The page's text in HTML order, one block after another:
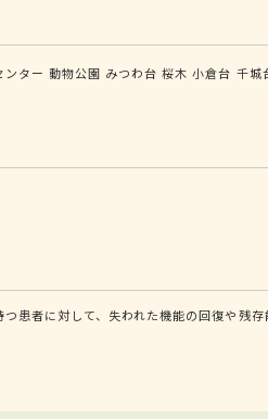
ンター 動物公園 みつわ台 桜木 小倉台 千城
者に対して、失われた機能の回復や残存